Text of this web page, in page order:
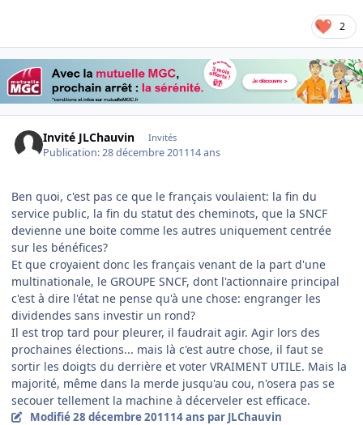
2
Invité JLChauvin Invités
Publication:28 décembre 201114 ans
Ben quoi, c'est pas ce que le français voulaient: la fin du
service public, la fin du statut des cheminots, que la SNCF
devienne une boite comme les autres uniquement centrée
sur les bénéfices?
Et que croyaient donc les français venant de la part d'une
multinationale, le GROUPE SNCF, dont l'actionnaire principal
c'est à dire l'état ne pense qu'à une chose: engranger les
dividendes sans investir un rond?
Il est trop tard pour pleurer, il faudrait agir. Agir lors des
prochaines élections... mais là c'est autre chose, il faut se
sortir les doigts du derrière et voter VRAIMENT UTILE. Mais la
majorité, même dans la merde jusqu'au cou, n'osera pas se
secouer tellement la machine à décerveler est efficace.
Modifié28 décembre 201114 ans par JLChauvin